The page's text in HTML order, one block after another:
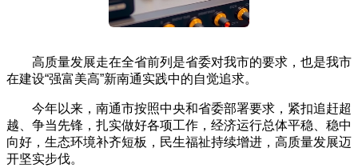
高质量发展走在全省前列是省委对我市的要求，也是我市
在建设“强富美高”新南通实践中的自觉追求。
今年以来，南通市按照中央和省委部署要求，紧扣追赶超
越、争当先锋，扎实做好各项工作，经济运行总体平稳、稳中
向好，生态环境补齐短板，民生福祉持续增进，高质量发展迈
开坚实步伐。